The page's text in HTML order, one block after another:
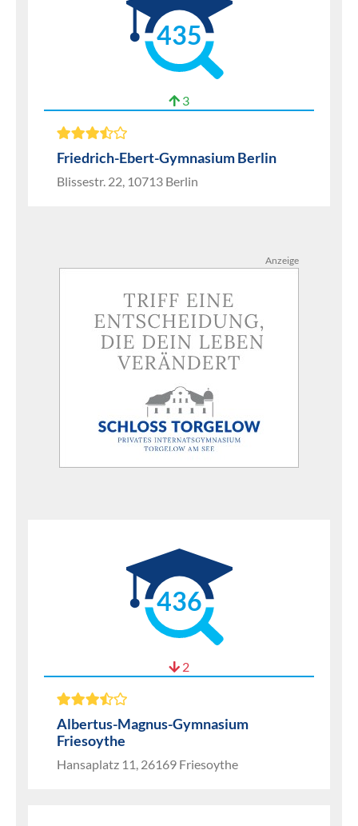
435
3
Friedrich-Ebert-Gymnasium Berlin
Blissestr. 22, 10713 Berlin
Anzeige
436
2
Albertus-Magnus-Gymnasium
Friesoythe
Hansaplatz 11, 26169 Friesoythe